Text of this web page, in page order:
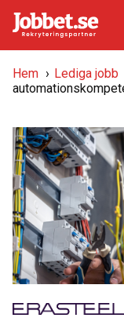
Hem › Lediga jobb